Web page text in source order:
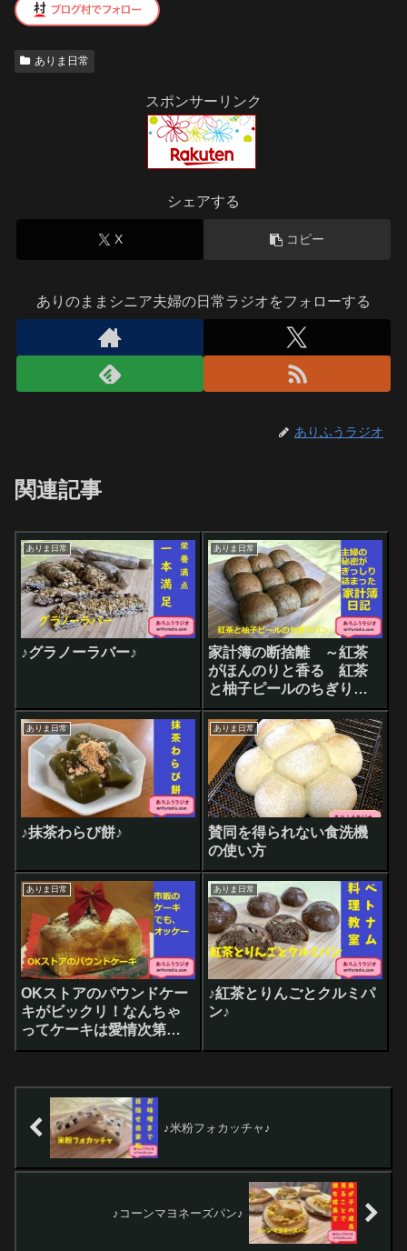
ありま日常
スポンサーリンク
シェアする
X コピー
ありのままシニア夫婦の日常ラジオをフォローする
ありふうラジオ
関連記事
ありま日常
♪グラノーラバー♪
ありま日常
家計簿の断捨離 ～紅茶
がほんのりと香る 紅茶
と柚子ピールのちぎりパ
ン～
ありま日常
♪抹茶わらび餅♪
ありま日常
賛同を得られない食洗機
の使い方
ありま日常
OKストアのパウンドケー
キがビックリ！なんちゃ
ってケーキは愛情次第
よ！
ありま日常
♪紅茶とりんごとクルミパ
ン♪
♪米粉フォカッチャ♪
♪コーンマヨネーズパン♪